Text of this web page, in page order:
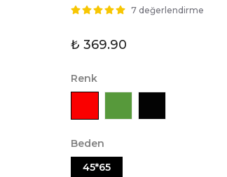
7 değerlendirme
₺ 369.90
Renk
Beden
45*65